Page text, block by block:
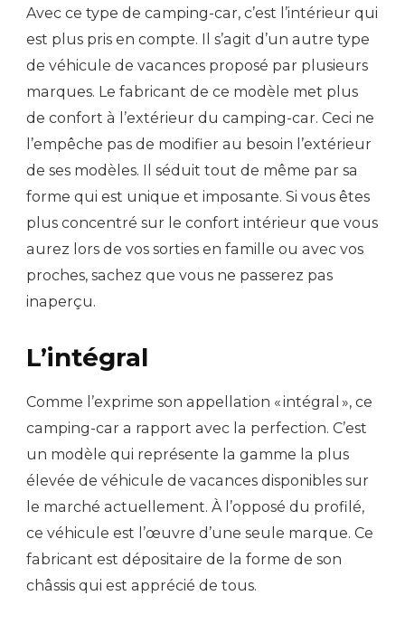
Avec ce type de camping-car, c’est l’intérieur qui
est plus pris en compte. Il s’agit d’un autre type
de véhicule de vacances proposé par plusieurs
marques. Le fabricant de ce modèle met plus
de confort à l’extérieur du camping-car. Ceci ne
l’empêche pas de modifier au besoin l’extérieur
de ses modèles. Il séduit tout de même par sa
forme qui est unique et imposante. Si vous êtes
plus concentré sur le confort intérieur que vous
aurez lors de vos sorties en famille ou avec vos
proches, sachez que vous ne passerez pas
inaperçu.
L’intégral
Comme l’exprime son appellation « intégral », ce
camping-car a rapport avec la perfection. C’est
un modèle qui représente la gamme la plus
élevée de véhicule de vacances disponibles sur
le marché actuellement. À l’opposé du profilé,
ce véhicule est l’œuvre d’une seule marque. Ce
fabricant est dépositaire de la forme de son
châssis qui est apprécié de tous.